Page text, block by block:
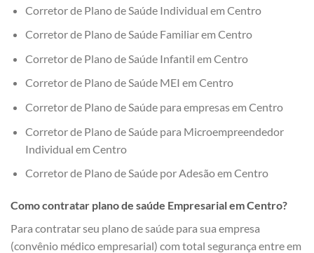
Corretor de Plano de Saúde Individual em Centro
Corretor de Plano de Saúde Familiar em Centro
Corretor de Plano de Saúde Infantil em Centro
Corretor de Plano de Saúde MEI em Centro
Corretor de Plano de Saúde para empresas em Centro
Corretor de Plano de Saúde para Microempreendedor
Individual em Centro
Corretor de Plano de Saúde por Adesão em Centro
Como contratar plano de saúde Empresarial em Centro?
Para contratar seu plano de saúde para sua empresa
(convênio médico empresarial) com total segurança entre em